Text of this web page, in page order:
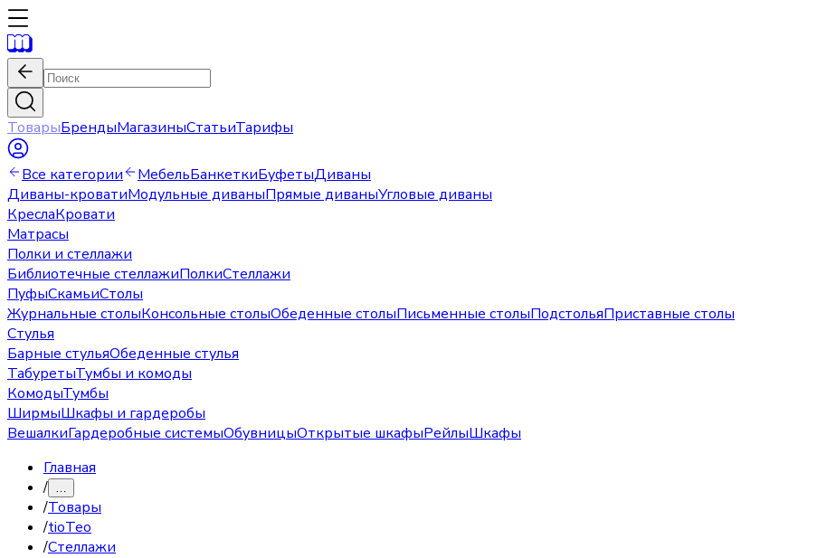
ТоварыБрендыМагазиныСтатьиТарифы
Все категории МебельБанкеткиБуфетыДиваны
Диваны-кроватиМодульные диваныПрямые диваныУгловые диваны
КреслаКровати
Матрасы
Полки и стеллажи
Библиотечные стеллажиПолкиСтеллажи
ПуфыСкамьиСтолы
Журнальные столыКонсольные столыОбеденные столыПисьменные столыПодстольяПриставные столы
Стулья
Барные стульяОбеденные стулья
ТабуретыТумбы и комоды
КомодыТумбы
ШирмыШкафы и гардеробы
ВешалкиГардеробные системыОбувницыОткрытые шкафыРейлыШкафы
Главная
/ …
/Товары
/tioTeo
/Стеллажи